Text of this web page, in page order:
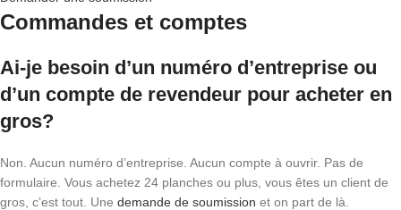
Commandes et comptes
Ai-je besoin d’un numéro d’entreprise ou
d’un compte de revendeur pour acheter en
gros?
Non. Aucun numéro d’entreprise. Aucun compte à ouvrir. Pas de
formulaire. Vous achetez 24 planches ou plus, vous êtes un client de
gros, c’est tout. Une demande de soumission et on part de là.